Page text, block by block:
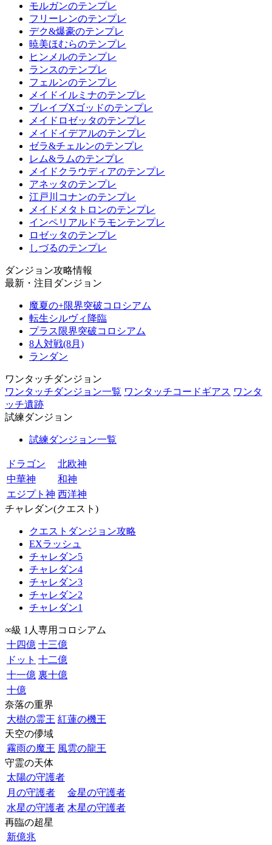
モルガンのテンプレ
フリーレンのテンプレ
デク&爆豪のテンプレ
暁美ほむらのテンプレ
ヒンメルのテンプレ
ランスのテンプレ
フェルンのテンプレ
メイドイルミナのテンプレ
ブレイブXゴッドのテンプレ
メイドロゼッタのテンプレ
メイドイデアルのテンプレ
ゼラ&チェルンのテンプレ
レム&ラムのテンプレ
メイドクラウディアのテンプレ
アネッタのテンプレ
江戸川コナンのテンプレ
メイドメタトロンのテンプレ
インペリアルドラモンテンプレ
ロゼッタのテンプレ
しづるのテンプレ
ダンジョン攻略情報
最新・注目ダンジョン
魔夏の+限界突破コロシアム
転生シルヴィ降臨
プラス限界突破コロシアム
8人対戦(8月)
ランダン
ワンタッチダンジョン
ワンタッチダンジョン一覧 ワンタッチコードギアス ワンタ
ッチ遺跡
試練ダンジョン
試練ダンジョン一覧
ドラゴン
北欧神
中華神
和神
エジプト神 西洋神
チャレダン(クエスト)
クエストダンジョン攻略
EXラッシュ
チャレダン5
チャレダン4
チャレダン3
チャレダン2
チャレダン1
∞級 1人専用コロシアム
十四億 十三億
ドット 十二億
十一億 裏十億
十億
奈落の重界
大樹の霊王 紅蓮の機王
天空の儚域
霧雨の魔王 風雲の龍王
守霊の天体
太陽の守護者
月の守護者
金星の守護者
水星の守護者 木星の守護者
再臨の超星
新億兆